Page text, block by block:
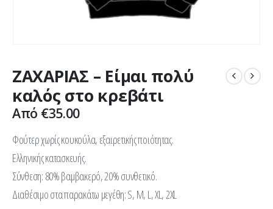
ΖΑΧΑΡΙΑΣ – Είμαι πολύ
καλός στο κρεβάτι
Από €35.00
Φούτερ χωρίς κουκούλα, εξαιρετικής ποιότητας.
Ελληνικής κατασκευής.
Σύνθεση: 80% βαμβακερό, 20% συνθετικό.
Διαθέσιμο στα παρακάτω μεγέθη: S, M, L, XL, 2XL